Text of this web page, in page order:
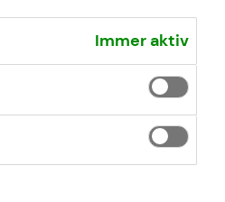
Immer aktiv